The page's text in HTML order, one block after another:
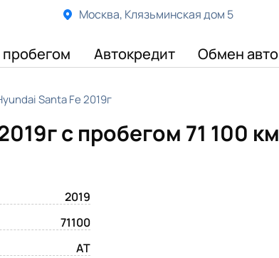
Москва, Клязьминская дом 5
Автокредит Обмен авто
Santa Fe 2019г
с пробегом 71 100 км
2019
71100
AT